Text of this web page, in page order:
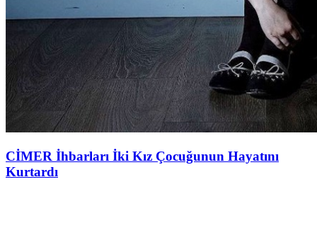
CİMER İhbarları İki Kız Çocuğunun Hayatını
Kurtardı